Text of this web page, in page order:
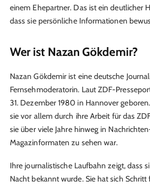
einem Ehepartner. Das ist ein deutlicher
dass sie persönliche Informationen
Wer ist Nazan Gökdemir?
Nazan Gökdemir ist eine deutsche
Fernsehmoderatorin. Laut ZDF-
31. Dezember 1980 in Hannover
sie vor allem durch ihre Arbeit für das
sie über viele Jahre hinweg in
Magazinformaten zu sehen war.
Ihre journalistische Laufbahn zeigt, dass
Nacht bekannt wurde. Sie hat sich Schritt